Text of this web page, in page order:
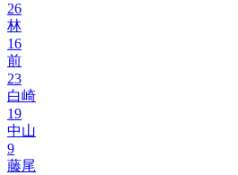
26
林
16
前
23
白崎
19
中山
9
藤尾